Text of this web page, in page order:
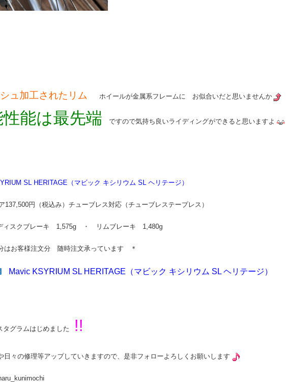
ュ 加工されたリム ホイールが金属系フレームに お似合いだと思いませんか
能は最先端 ですので気持ち良いライディングができると思いますよ
SL HERITAGE（マビック キシリウム SL ヘリテージ）
円（税込み）チューブレス対応（チューブレステープレス）
ィスクブレーキ 1,575g ・ リムブレーキ 1,480g
はお客様注文分 随時注文承っています ＊
Mavic KSYRIUM SL HERITAGE（マビック キシリウム SL ヘリテージ）
タグラムはじめました !!
日々の修理等アップしていきますので、是非フォローよろしくお願いします